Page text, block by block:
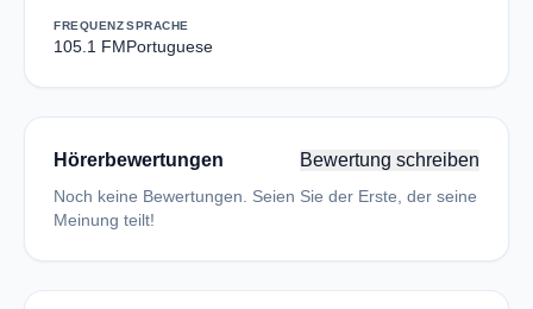
FREQUENZ
105.1 FM
SPRACHE
Portuguese
Hörerbewertungen Bewertung schreiben
Noch keine Bewertungen. Seien Sie der Erste, der seine
Meinung teilt!